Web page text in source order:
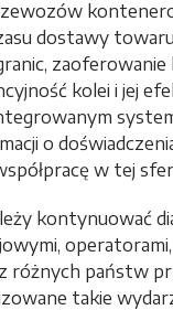
dostawy
kolei i jej
o
w tej
kontynuować
różnych państw
takie